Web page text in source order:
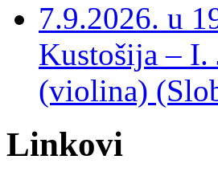
7.9.2026. u
Kustošija –
(violina)
Linkovi